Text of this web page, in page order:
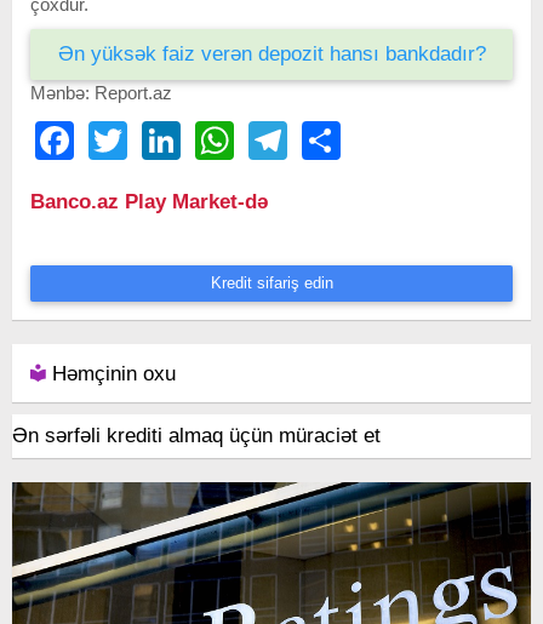
çoxdur.
Ən yüksək faiz verən depozit hansı bankdadır?
Mənbə: Report.az
FacebookTwitter LinkedIn WhatsAppTelegram
Banco.az Play Market-də
Kredit sifariş edin
Həmçinin oxu
Ən sərfəli krediti almaq üçün müraciət et